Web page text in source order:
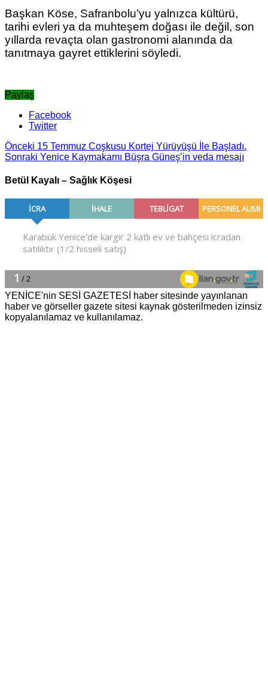
Başkan Köse, Safranbolu’yu yalnızca kültürü,
tarihi evleri ya da muhteşem doğası ile değil, son
yıllarda revaçta olan gastronomi alanında da
tanıtmaya gayret ettiklerini söyledi.
Paylaş
Facebook
Twitter
Önceki 15 Temmuz Coşkusu Kortej Yürüyüşü İle Başladı.
Sonraki Yenice Kaymakamı Büşra Güneş’in veda mesajı
Betül Kayalı – Sağlık Köşesi
YENİCE'nin SESİ GAZETESİ haber sitesinde yayınlanan
haber ve görseller gazete sitesi kaynak gösterilmeden izinsiz
kopyalanılamaz ve kullanılamaz.